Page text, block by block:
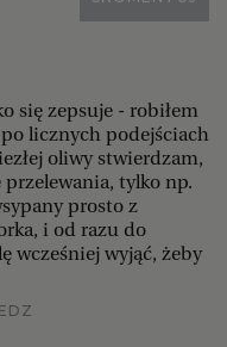
się zepsuje - robiłem
licznych podejściach
oliwy stwierdzam,
przelewania, tylko np.
prosto z
i od razu do
wcześniej wyjąć, żeby